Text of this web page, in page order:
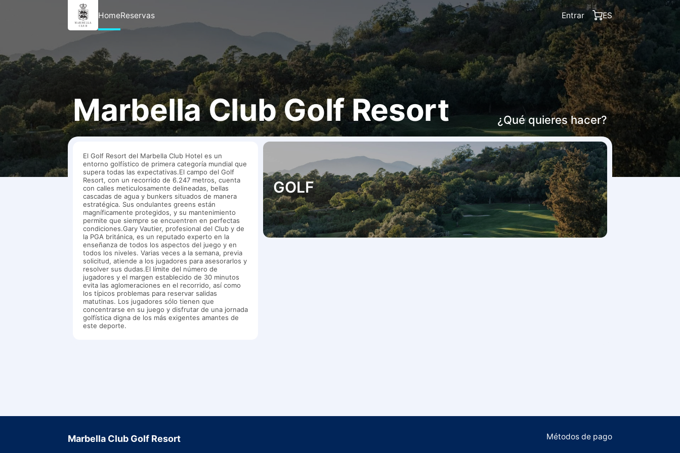
HomeReservas Entrar ES
Marbella Club Golf Resort ¿Qué quieres hacer?
El Golf Resort del Marbella Club Hotel es un
entorno golfístico de primera categoría mundial que
supera todas las expectativas.El campo del Golf
Resort, con un recorrido de 6.247 metros, cuenta
con calles meticulosamente delineadas, bellas
cascadas de agua y bunkers situados de manera
estratégica. Sus ondulantes greens están
magníficamente protegidos, y su mantenimiento
permite que siempre se encuentren en perfectas
condiciones.Gary Vautier, profesional del Club y de
la PGA británica, es un reputado experto en la
enseñanza de todos los aspectos del juego y en
todos los niveles. Varias veces a la semana, previa
solicitud, atiende a los jugadores para asesorarlos y
resolver sus dudas.El límite del número de
jugadores y el margen establecido de 30 minutos
evita las aglomeraciones en el recorrido, así como
los típicos problemas para reservar salidas
matutinas. Los jugadores sólo tienen que
concentrarse en su juego y disfrutar de una jornada
golfística digna de los más exigentes amantes de
este deporte.
GOLF
Marbella Club Golf Resort Métodos de pago